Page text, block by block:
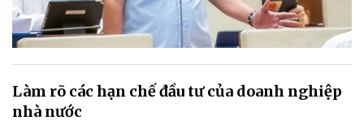
Làm rõ các hạn chế đầu tư của doanh nghiệp
nhà nước